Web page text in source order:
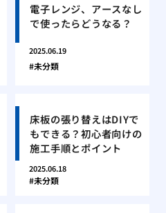
電子レンジ、アースなし
で使ったらどうなる？
2025.06.19
未分類
床板の張り替えはDIYで
もできる？初心者向けの
施工手順とポイント
2025.06.18
未分類